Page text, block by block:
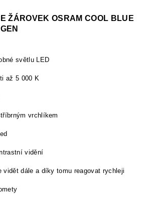
ŽÁROVEK OSRAM COOL BLUE
světlu LED
až 5 000 K
vrchlíkem
vidění
vidět dále a díky tomu reagovat rychleji